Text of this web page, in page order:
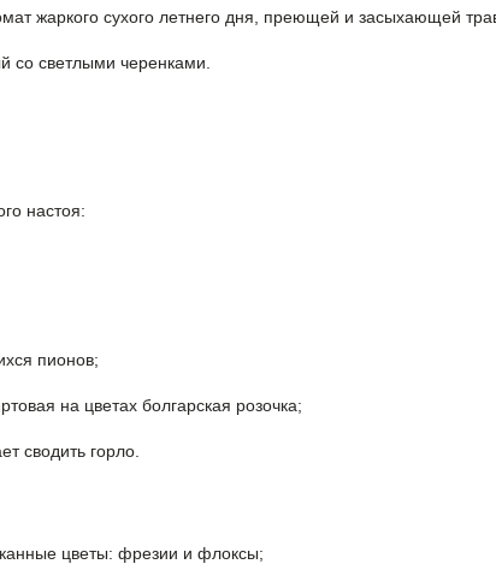
жаркого сухого летнего дня, преющей и засыхающей
со светлыми черенками.
настоя:
пионов;
на цветах болгарская розочка;
сводить горло.
цветы: фрезии и флоксы;